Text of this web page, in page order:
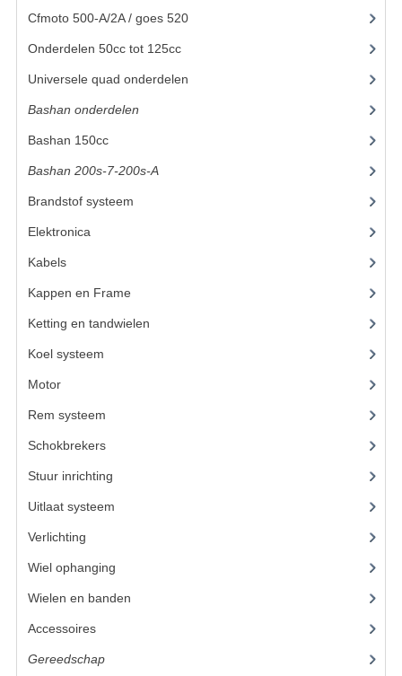
WIELEN EN BANDEN
ACCESSOIRES
GEREEDSCHAP
BRANDSTOF SYSTEEM
Cfmoto 500-A/2A / goes 520(347)
Onderdelen 50cc tot 125cc(49)
Universele quad onderdelen
Bashan onderdelen
Bashan 150cc(36)
Bashan 200s-7-200s-A(481)
Brandstof systeem
Elektronica
Kabels(8)
Kappen en Frame
Ketting en tandwielen
Koel systeem
Motor(98)
Rem systeem
Schokbrekers(14)
Stuur inrichting
Uitlaat systeem
Verlichting
Wiel ophanging
Wielen en banden
Accessoires(73)
Gereedschap(15)